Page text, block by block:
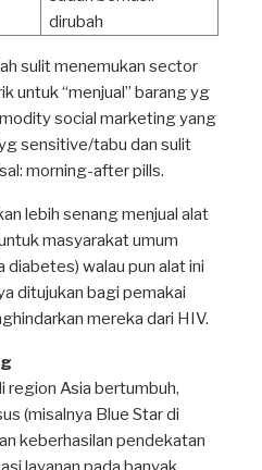
dirubah
sulit menemukan sector
untuk “menjual” barang yg
social marketing yang
sensitive/tabu dan sulit
morning-after pills.
lebih senang menjual alat
masyarakat umum
diabetes) walau pun alat ini
ditujukan bagi pemakai
mereka dari HIV.
region Asia bertumbuh,
(misalnya Blue Star di
keberhasilan pendekatan